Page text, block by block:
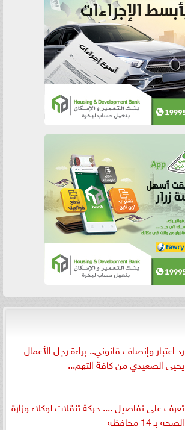
رد اعتبار وإنصاف قانوني.. براءة رجل الأعمال
يحيى الصعيدي من كافة التهم...
تعرف على تفاصيل .... حركة تنقلات لوكلاء وزارة
الصحه بـ 14 محافظه